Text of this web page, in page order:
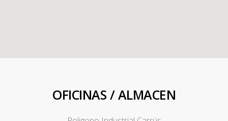
OFICINAS / ALMACEN